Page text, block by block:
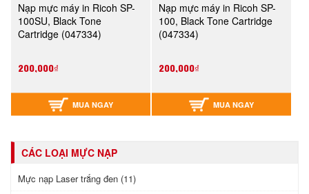
Nạp mực máy in Ricoh SP-
100SU, Black Tone
Cartridge (047334)
200,000₫
MUA NGAY
Nạp mực máy in Ricoh SP-
100, Black Tone Cartridge
(047334)
200,000₫
MUA NGAY
CÁC LOẠI MỰC NẠP
Mực nạp Laser trắng đen (11)